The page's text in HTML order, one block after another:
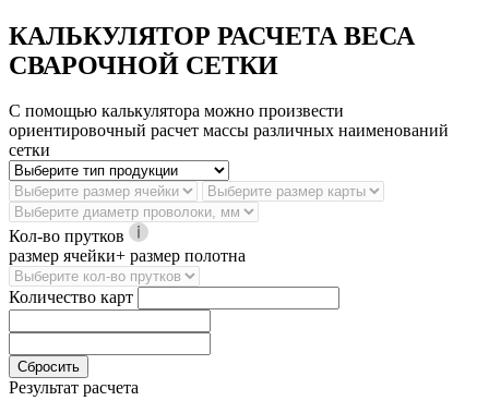
КАЛЬКУЛЯТОР РАСЧЕТА ВЕСА
СВАРОЧНОЙ СЕТКИ
С помощью калькулятора можно произвести
ориентировочный расчет массы различных наименований
сетки
Кол-во прутков
размер ячейки+ размер полотна
Количество карт
Сбросить
Результат расчета